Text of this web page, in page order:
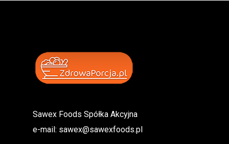
Sawex Foods Spółka Akcyjna
e-mail: sawex@sawexfoods.pl